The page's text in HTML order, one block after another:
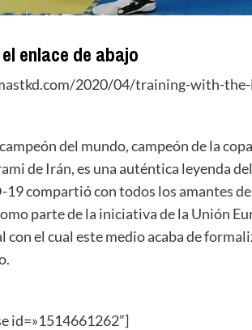
enlace de abajo
2020/04/training-with-
del mundo, campeón de la
de Irán, es una auténtica leyenda
compartió con todos los amantes
parte de la iniciativa de la Unión
el cual este medio acaba de
id=»1514661262”]